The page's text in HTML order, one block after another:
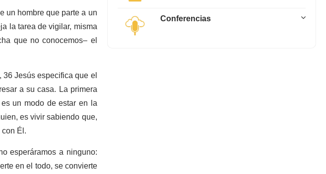
un hombre que parte a un
la tarea de vigilar, misma
que no conocemos– el
Jesús especifica que el
a su casa. La primera
un modo de estar en la
es vivir sabiendo que,
Él.
esperáramos a ninguno:
en el todo, se convierte
Conferencias